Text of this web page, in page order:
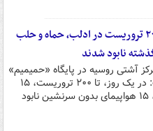
مرکز روسیه: ۲۰۰ تروریست در ادلب، حماه و حلب
آشتی روسیه در پایگاه «حمیمیم»
در سوریه گفت: در یک روز، تا ۲۰۰ تروریست، ۱۵
خودروی زرهی، ۱۵ هواپیمای بدون سرنشین نابود